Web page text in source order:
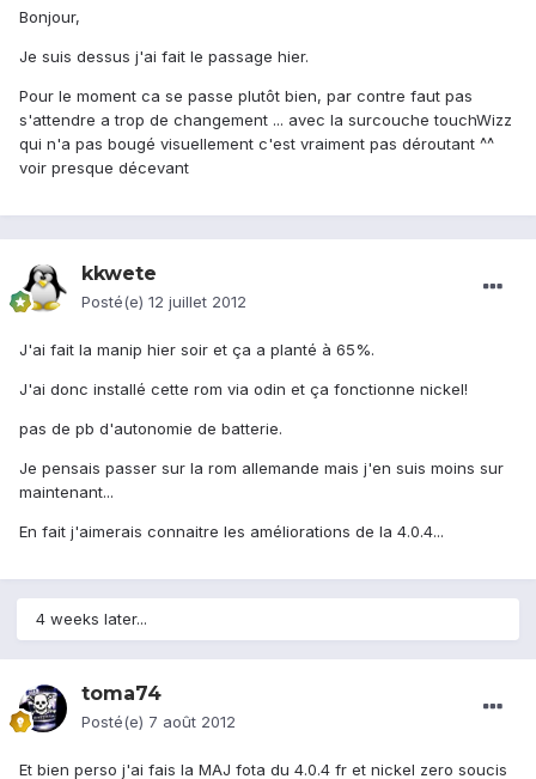
Bonjour,
Je suis dessus j'ai fait le passage hier.
Pour le moment ca se passe plutôt bien, par contre faut pas
s'attendre a trop de changement ... avec la surcouche touchWizz
qui n'a pas bougé visuellement c'est vraiment pas déroutant ^^
voir presque décevant
kkwete
Posté(e) 12 juillet 2012
J'ai fait la manip hier soir et ça a planté à 65%.
J'ai donc installé cette rom via odin et ça fonctionne nickel!
pas de pb d'autonomie de batterie.
Je pensais passer sur la rom allemande mais j'en suis moins sur
maintenant...
En fait j'aimerais connaitre les améliorations de la 4.0.4...
4 weeks later...
toma74
Posté(e) 7 août 2012
Et bien perso j'ai fais la MAJ fota du 4.0.4 fr et nickel zero soucis